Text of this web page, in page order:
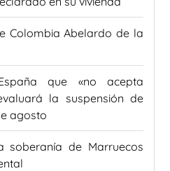
Colombia Abelardo de la
que «no acepta
la suspensión de
agosto
soberanía de Marruecos